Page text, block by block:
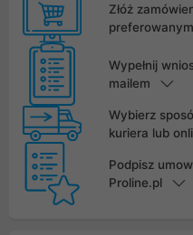
Złóż
Wypełnij
mailem
Wybierz
kuriera lub
Podpisz
Proline.pl